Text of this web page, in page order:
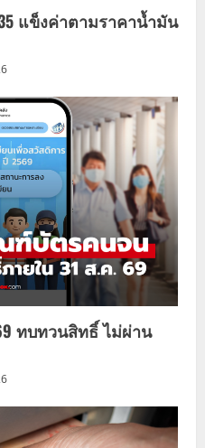
แข็งค่าตามราคาน้ำมัน
ทบทวนสิทธิ์ ไม่ผ่าน